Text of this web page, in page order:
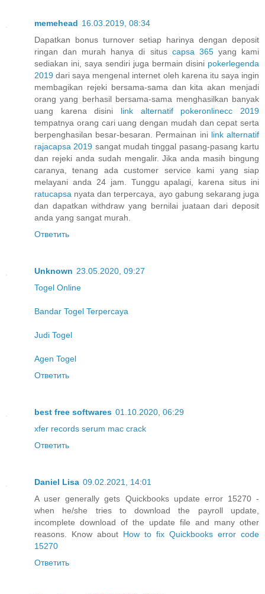
memehead 16.03.2019, 08:34
Dapatkan bonus turnover setiap harinya dengan deposit
ringan dan murah hanya di situs capsa 365yang kami
sediakan ini, saya sendiri juga bermain disini pokerlegenda
2019 dari saya mengenal internet oleh karena itu saya ingin
membagikan rejeki bersama-sama dan kita akan menjadi
orang yang berhasil bersama-sama menghasilkan banyak
uang karena disini link alternatif pokeronlinecc 2019
tempatnya orang cari uang dengan mudah dan cepat serta
berpenghasilan besar-besaran. Permainan ini link alternatif
rajacapsa 2019 sangat mudah tinggal pasang-pasang kartu
dan rejeki anda sudah mengalir. Jika anda masih bingung
caranya, tenang ada customer service kami yang siap
melayani anda 24 jam. Tunggu apalagi, karena situs ini
ratucapsa nyata dan terpercaya, ayo gabung sekarang juga
dan dapatkan withdraw yang bernilai juataan dari deposit
anda yang sangat murah.
Ответить
Unknown 23.05.2020, 09:27
Togel Online
Bandar Togel Terpercaya
Judi Togel
Agen Togel
Ответить
best free softwares 01.10.2020, 06:29
xfer records serum mac crack
Ответить
Daniel Lisa 09.02.2021, 14:01
A user generally gets Quickbooks update error 15270 -
when he/she tries to download the payroll update,
incomplete download of the update file and many other
reasons. Know about How to fix Quickbooks error code
15270
Ответить